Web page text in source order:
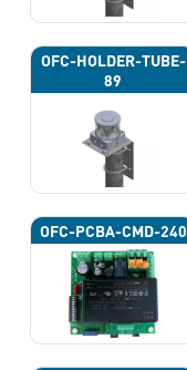
OFC-HOLDER-TUBE-
89
OFC-PCBA-CMD-240